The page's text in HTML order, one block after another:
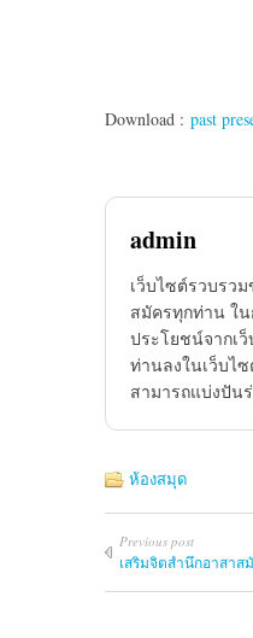
Download : past
admin
เว็บไซต์รวบรว
สมัครทุกท่าน ใ
ประโยชน์จากเ
ท่านลงในเว็บไ
สามารถแบ่งปัน
ห้องสมุด
Previous post
เสริมจิตสำนึกอาสาส